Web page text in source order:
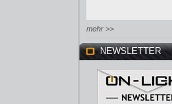
mehr >>
NEWSLETTER